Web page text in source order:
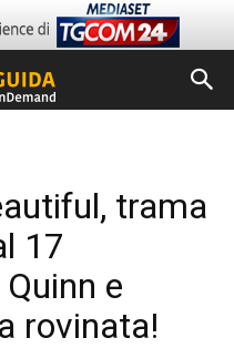
trama
17
e
rovinata!